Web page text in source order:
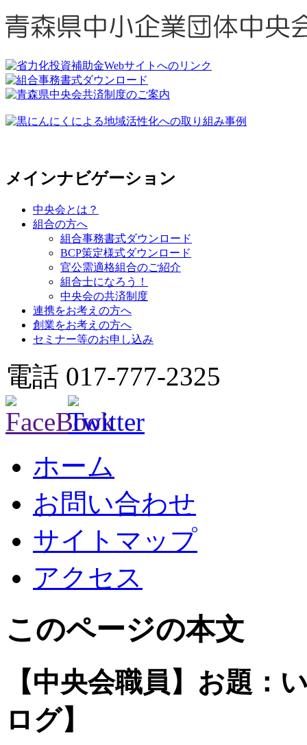
メインナビゲーション
中央会とは？
組合の方へ
組合事務書式ダウンロード
BCP策定様式ダウンロード
官公需適格組合のご紹介
組合士になろう！
中央会の共済制度
連携をお考えの方へ
創業をお考えの方へ
セミナー等のお申し込み
電話 017-777-2325
ホーム
お問い合わせ
サイトマップ
アクセス
このページの本文
【中央会職員】お題：
ログ】